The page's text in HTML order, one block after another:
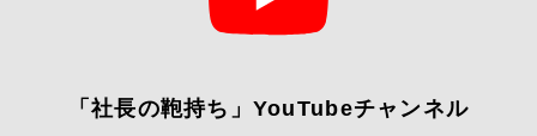
「社長の鞄持ち」YouTubeチャンネル